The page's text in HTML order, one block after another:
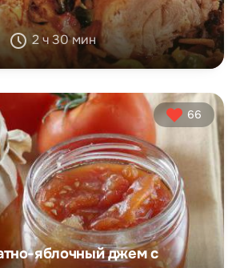
2 ч 30 мин
66
яблочный джем с